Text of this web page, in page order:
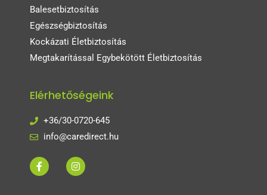
Balesetbiztosítás
Egészségbiztosítás
Kockázati Életbiztosítás
Megtakarítással Egybekötött Életbiztosítás
Elérhetőségeink
+36/30-0720-645
info@caredirect.hu